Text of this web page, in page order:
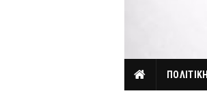
ΠΟΛΙΤΙΚΗ